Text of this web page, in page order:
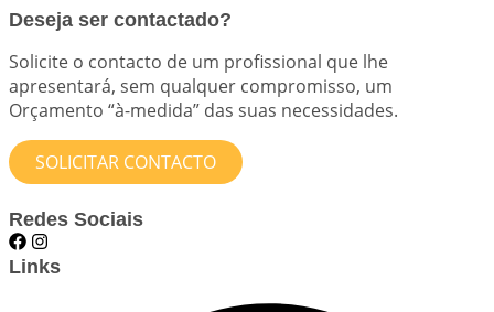
Deseja ser contactado?
Solicite o contacto de um profissional que lhe
apresentará, sem qualquer compromisso, um
Orçamento “à-medida” das suas necessidades.
SOLICITAR CONTACTO
Redes Sociais
Links